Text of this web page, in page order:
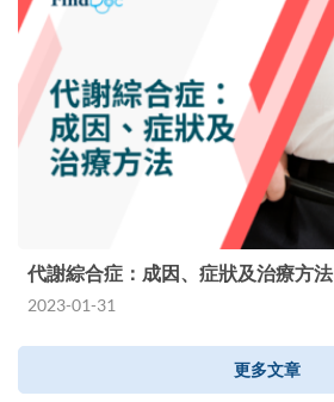
代謝綜合症：成因、症狀及治療方法
2023-01-31
更多文章